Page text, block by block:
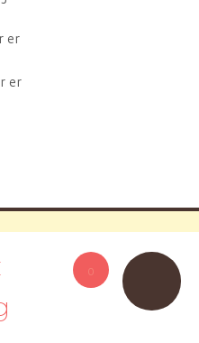
er
er
0